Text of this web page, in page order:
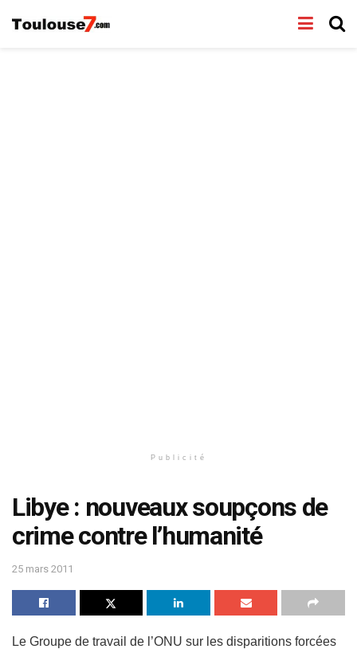
Publicité
Libye : nouveaux soupçons de
crime contre l’humanité
25 mars 2011
Le Groupe de travail de l’ONU sur les disparitions forcées